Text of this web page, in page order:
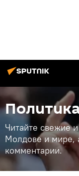
Читайте свежие
Молдове и мире,
комментарии.